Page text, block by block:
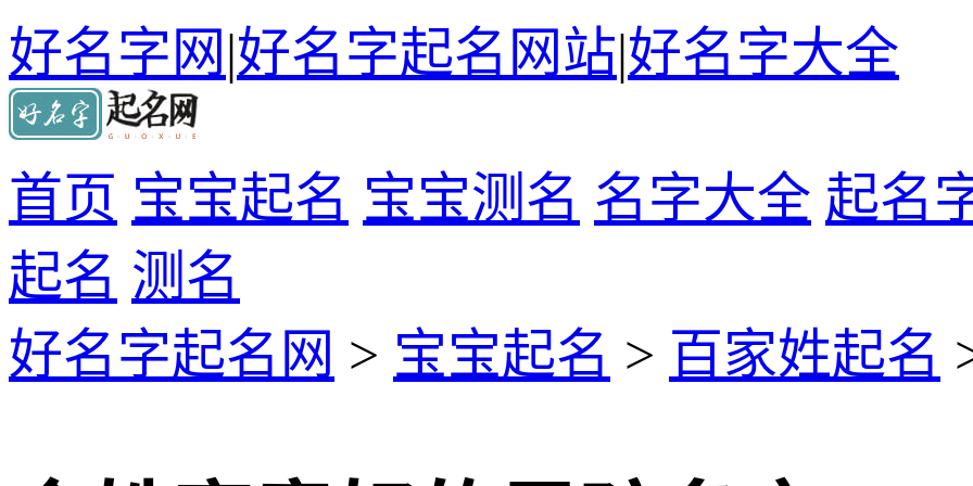
好名字网|好名字起名网站|好名字大全
首页 宝宝起名 宝宝测名 名字大全 起名
起名 测名
好名字起名网 > 宝宝起名 > 百家姓起名